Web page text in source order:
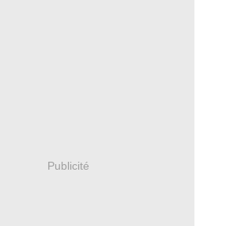
Publicité